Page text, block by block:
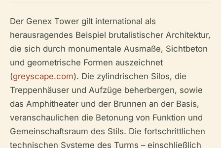
Der Genex Tower gilt international als
herausragendes Beispiel brutalistischer Architektur,
die sich durch monumentale Ausmaße, Sichtbeton
und geometrische Formen auszeichnet
(greyscape.com). Die zylindrischen Silos, die
Treppenhäuser und Aufzüge beherbergen, sowie
das Amphitheater und der Brunnen an der Basis,
veranschaulichen die Betonung von Funktion und
Gemeinschaftsraum des Stils. Die fortschrittlichen
technischen Systeme des Turms – einschließlich